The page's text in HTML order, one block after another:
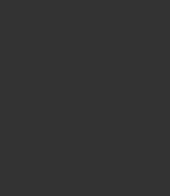
И ЩЁК GLOW WARDROBE